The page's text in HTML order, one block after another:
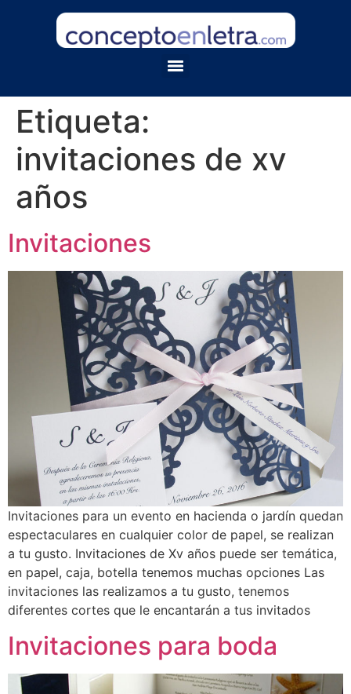
Etiqueta:
invitaciones de xv
años
Invitaciones
Invitaciones para un evento en hacienda o jardín quedan
espectaculares en cualquier color de papel, se realizan
a tu gusto. Invitaciones de Xv años puede ser temática,
en papel, caja, botella tenemos muchas opciones Las
invitaciones las realizamos a tu gusto, tenemos
diferentes cortes que le encantarán a tus invitados
Invitaciones para boda